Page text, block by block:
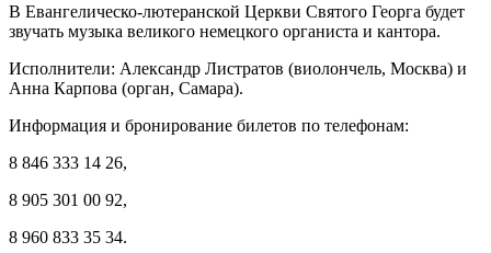
В Евангелическо-лютеранской Церкви Святого Георга будет
звучать музыка великого немецкого органиста и кантора.
Исполнители: Александр Листратов (виолончель, Москва) и
Анна Карпова (орган, Самара).
Информация и бронирование билетов по телефонам:
8 846 333 14 26,
8 905 301 00 92,
8 960 833 35 34.